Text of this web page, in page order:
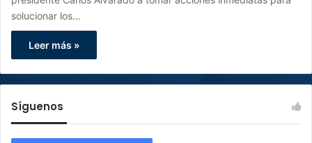
solucionar los…
Leer más »
Síguenos